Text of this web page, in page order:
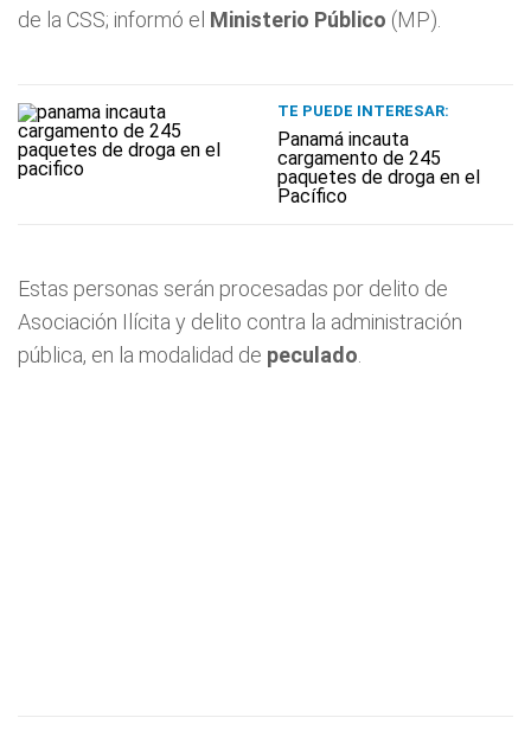
de la CSS; informó el Ministerio Público (MP).
TE PUEDE INTERESAR:
Panamá incauta
cargamento de 245
paquetes de droga en el
Pacífico
Estas personas serán procesadas por delito de
Asociación Ilícita y delito contra la administración
pública, en la modalidad de peculado